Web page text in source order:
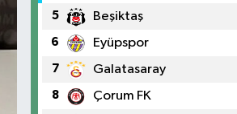
5 Beşiktaş
6 Eyüpspor
7 Galatasaray
8 Çorum FK